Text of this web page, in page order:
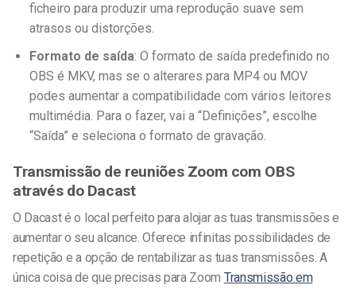
ficheiro para produzir uma reprodução suave sem
atrasos ou distorções.
Formato de saída: O formato de saída predefinido no
OBS é MKV, mas se o alterares para MP4 ou MOV
podes aumentar a compatibilidade com vários leitores
multimédia. Para o fazer, vai a “Definições”, escolhe
“Saída” e seleciona o formato de gravação.
Transmissão de reuniões Zoom com OBS
através do Dacast
O Dacast é o local perfeito para alojar as tuas transmissões e
aumentar o seu alcance. Oferece infinitas possibilidades de
repetição e a opção de rentabilizar as tuas transmissões. A
única coisa de que precisas para Zoom Transmissão em